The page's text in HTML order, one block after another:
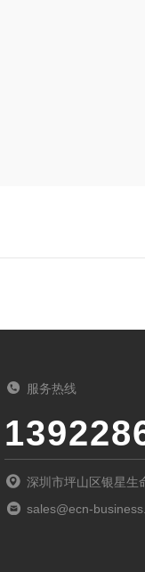
服务热线
深圳市坪山区银星生
sales@ecn-